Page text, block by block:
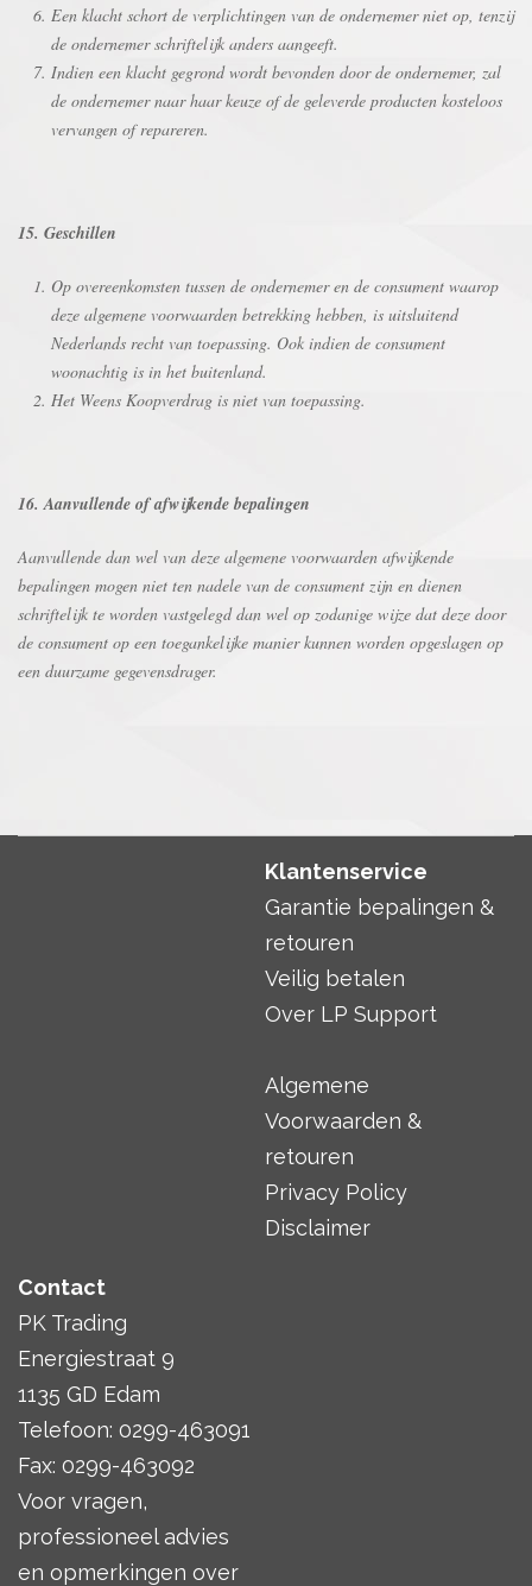
Een klacht schort de verplichtingen van de ondernemer niet op, tenzij
de ondernemer schriftelijk anders aangeeft.
Indien een klacht gegrond wordt bevonden door de ondernemer, zal
de ondernemer naar haar keuze of de geleverde producten kosteloos
vervangen of repareren.
15. Geschillen
Op overeenkomsten tussen de ondernemer en de consument waarop
deze algemene voorwaarden betrekking hebben, is uitsluitend
Nederlands recht van toepassing. Ook indien de consument
woonachtig is in het buitenland.
Het Weens Koopverdrag is niet van toepassing.
16. Aanvullende of afwijkende bepalingen
Aanvullende dan wel van deze algemene voorwaarden afwijkende
bepalingen mogen niet ten nadele van de consument zijn en dienen
schriftelijk te worden vastgelegd dan wel op zodanige wijze dat deze door
de consument op een toegankelijke manier kunnen worden opgeslagen op
een duurzame gegevensdrager.
Klantenservice
Garantie bepalingen &
retouren
Veilig betalen
Over LP Support
Algemene
Voorwaarden &
retouren
Privacy Policy
Disclaimer
Contact
PK Trading
Energiestraat 9
1135 GD Edam
Telefoon: 0299-463091
Fax: 0299-463092
Voor vragen,
professioneel advies
en opmerkingen over